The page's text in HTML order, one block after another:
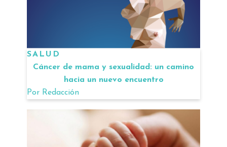
SALUD
Cáncer de mama y sexualidad: un camino
hacia un nuevo encuentro
Por Redacción